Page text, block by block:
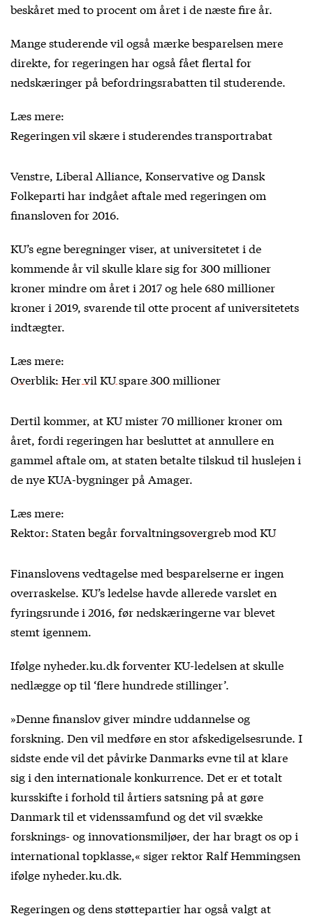
beskåret med to procent om året i de næste fire år.
Mange studerende vil også mærke besparelsen mere
direkte, for regeringen har også fået flertal for
nedskæringer på befordringsrabatten til studerende.
Læs mere:
Regeringen vil skære i studerendes transportrabat
Venstre, Liberal Alliance, Konservative og Dansk
Folkeparti har indgået aftale med regeringen om
finansloven for 2016.
KU’s egne beregninger viser, at universitetet i de
kommende år vil skulle klare sig for 300 millioner
kroner mindre om året i 2017 og hele 680 millioner
kroner i 2019, svarende til otte procent af universitetets
indtægter.
Læs mere:
Overblik: Her vil KU spare 300 millioner
Dertil kommer, at KU mister 70 millioner kroner om
året, fordi regeringen har besluttet at annullere en
gammel aftale om, at staten betalte tilskud til huslejen i
de nye KUA-bygninger på Amager.
Læs mere:
Rektor: Staten begår forvaltningsovergreb mod KU
Finanslovens vedtagelse med besparelserne er ingen
overraskelse. KU’s ledelse havde allerede varslet en
fyringsrunde i 2016, før nedskæringerne var blevet
stemt igennem.
Ifølge nyheder.ku.dk forventer KU-ledelsen at skulle
nedlægge op til ‘flere hundrede stillinger’.
»Denne finanslov giver mindre uddannelse og
forskning. Den vil medføre en stor afskedigelsesrunde. I
sidste ende vil det påvirke Danmarks evne til at klare
sig i den internationale konkurrence. Det er et totalt
kursskifte i forhold til årtiers satsning på at gøre
Danmark til et videnssamfund og det vil svække
forsknings- og innovationsmiljøer, der har bragt os op i
international topklasse,« siger rektor Ralf Hemmingsen
ifølge nyheder.ku.dk.
Regeringen og dens støttepartier har også valgt at